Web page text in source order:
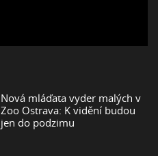
Nová mláďata vyder malých v
Zoo Ostrava: K vidění budou
jen do podzimu